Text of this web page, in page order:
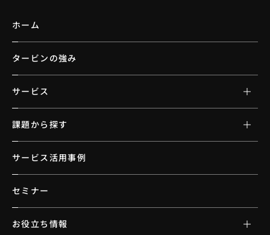
ホーム
タービンの強み
サービス
課題から探す
サービス活用事例
セミナー
お役立ち情報